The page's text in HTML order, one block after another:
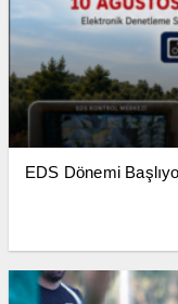
EDS Dönemi